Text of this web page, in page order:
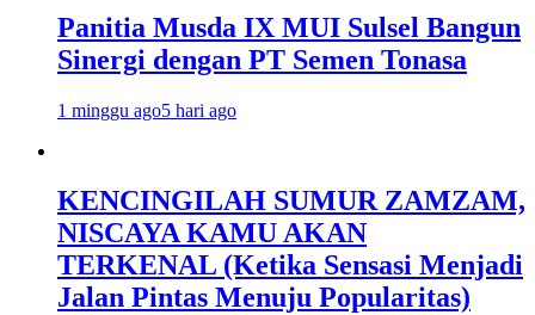
Panitia Musda IX MUI Sulsel Bangun
Sinergi dengan PT Semen Tonasa
1 minggu ago5 hari ago
KENCINGILAH SUMUR ZAMZAM,
NISCAYA KAMU AKAN
TERKENAL (Ketika Sensasi Menjadi
Jalan Pintas Menuju Popularitas)